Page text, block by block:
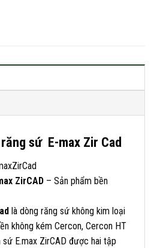
sứ E-max Zir Cad
ZirCAD – Sản phẩm bền
là dòng răng sứ không kim loại
không kém Cercon, Cercon HT
sứ E.max ZirCAD được hai tập